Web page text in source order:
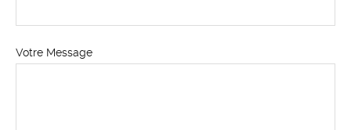
Votre Message